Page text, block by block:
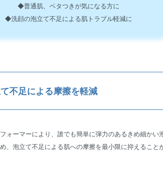
◆普通肌、ベタつきが気になる方に
◆洗顔の泡立て不足による肌トラブル軽減に
不足による摩擦を軽減
ォーマーにより、誰でも簡単に弾力のあるきめ細かい
、泡立て不足による肌への摩擦を最小限に抑えること